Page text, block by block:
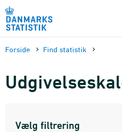
sidens
Forside Find statistik
Vælg filtrering